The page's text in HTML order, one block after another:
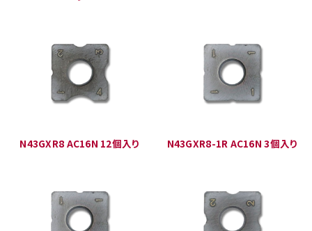
N43GXR8 AC16N 12個入り N43GXR8-1R AC16N 3個入り